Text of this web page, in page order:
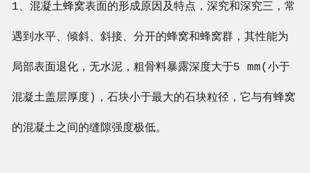
1、混凝土蜂窝表面的形成原因及特点，深究和深究三，常
遇到水平、倾斜、斜接、分开的蜂窝和蜂窝群，其性能为
局部表面退化，无水泥，粗骨料暴露深度大于5 mm(小于
混凝土盖层厚度)，石块小于最大的石块粒径，它与有蜂窝
的混凝土之间的缝隙强度极低。